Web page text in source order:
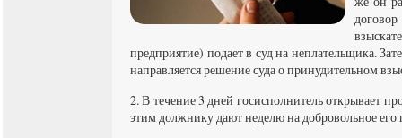
предприятие) подает в суд на неплательщика.
направляется решение суда о принудительном
2. В течение 3 дней госисполнитель открывает
этим должнику дают неделю на добровольное его